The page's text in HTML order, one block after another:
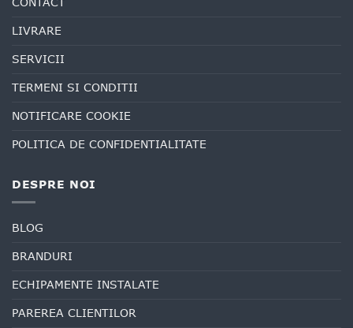
LIVRARE
SERVICII
TERMENI SI CONDITII
NOTIFICARE COOKIE
POLITICA DE CONFIDENTIALITATE
DESPRE NOI
BLOG
BRANDURI
ECHIPAMENTE INSTALATE
PAREREA CLIENTILOR